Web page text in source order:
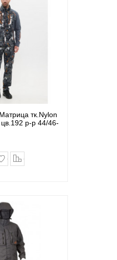
тк.Nylon
р-р 44/46-
в закладки